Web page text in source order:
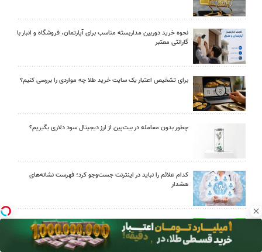
نحوه خرید دوربین مداربسته مناسب برای آپارتمان، فروشگاه و انبار با
گارانتی معتبر
برای تشخیص اعتبار یک سایت خرید طلا چه مواردی را بررسی کنیم؟
چطور بدون معامله در بیت‌پین از ارز دیجیتال سود دلاری بگیریم؟
کدام علائم را نباید در اینترنت جست‌وجو کرد؛ فهرست نشانه‌های
هشدار
اوریکس گیم؛ مرجع خرید یوسی پابجی موبایل